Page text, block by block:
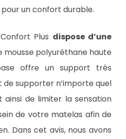
pour un confort durable.
Plus dispose d’une
mousse polyuréthane haute
offre un support très
supporter n’importe quel
ainsi de limiter la sensation
de votre matelas afin de
Dans cet avis, nous avons